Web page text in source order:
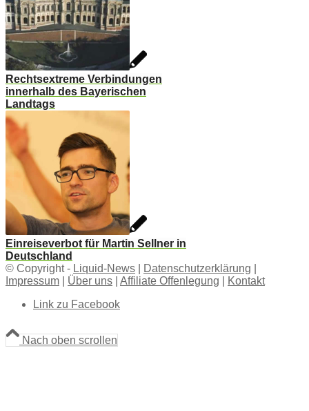
Rechtsextreme Verbindungen
innerhalb des Bayerischen
Landtags
Einreiseverbot für Martin Sellner in
Deutschland
© Copyright - Liquid-News Datenschutzerklärung
Impressum
Über uns Affiliate Offenlegung
Kontakt
Link zu Facebook
Nach oben scrollen